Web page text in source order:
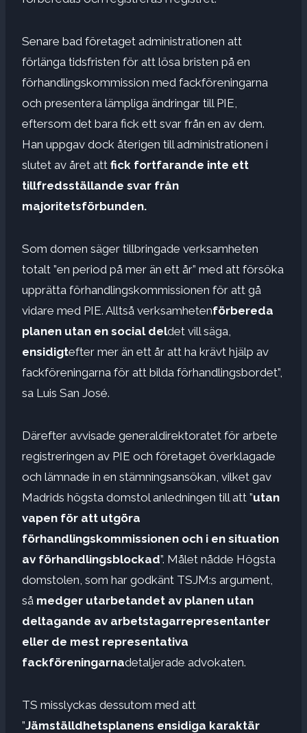
Senare bad företaget administrationen att
förlänga tidsfristen för att lösa bristen på en
förhandlingskommission med fackföreningarna
och presentera lämpliga ändringar till PIE,
eftersom det bara fick ett svar från en av dem.
Han uppgav dock återigen till administrationen i
slutet av året att fick fortfarande inte ett
tillfredsställande svar från
majoritetsförbunden.
Som domen säger tillbringade verksamheten
totalt ”en period på mer än ett år” med att försöka
upprätta förhandlingskommissionen för att gå
vidare med PIE. Alltså verksamhetenförbereda
planen utan en social deldet vill säga,
ensidigtefter mer än ett år att ha krävt hjälp av
fackföreningarna för att bilda förhandlingsbordet”,
sa Luis San José.
Därefter avvisade generaldirektoratet för arbete
registreringen av PIE och företaget överklagade
och lämnade in en stämningsansökan, vilket gav
Madrids högsta domstol anledningen till att ”utan
vapen för att utgöra
förhandlingskommissionen och i en situation
av förhandlingsblockad”. Målet nådde Högsta
domstolen, som har godkänt TSJM:s argument,
så medger utarbetandet av planen utan
deltagande av arbetstagarrepresentanter
eller de mest representativa
fackföreningarnadetaljerade advokaten.
TS misslyckas dessutom med att
”Jämställdhetsplanens ensidiga karaktär